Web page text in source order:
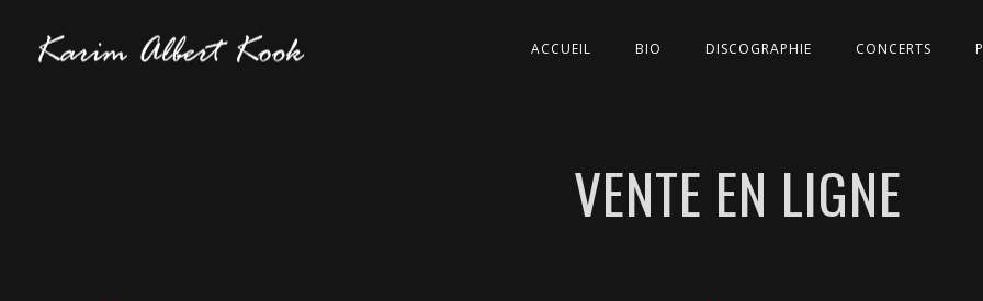
ACCUEIL BIO DISCOGRAPHIE CONCERTS
VENTE EN LIGNE